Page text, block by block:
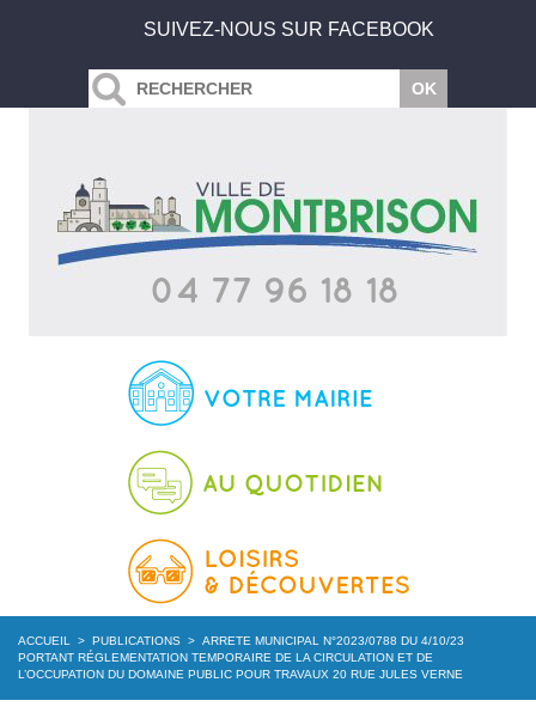
SUIVEZ-NOUS SUR FACEBOOK
ACCUEIL > PUBLICATIONS > ARRETE MUNICIPAL N°2023/0788 DU 4/10/23
PORTANT RÉGLEMENTATION TEMPORAIRE DE LA CIRCULATION ET DE
L’OCCUPATION DU DOMAINE PUBLIC POUR TRAVAUX 20 RUE JULES VERNE